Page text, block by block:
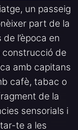
un passeig
part de la
l’època en
construcció de
amb capitans
cafè, tabac o
de la
sensorials i
te a les